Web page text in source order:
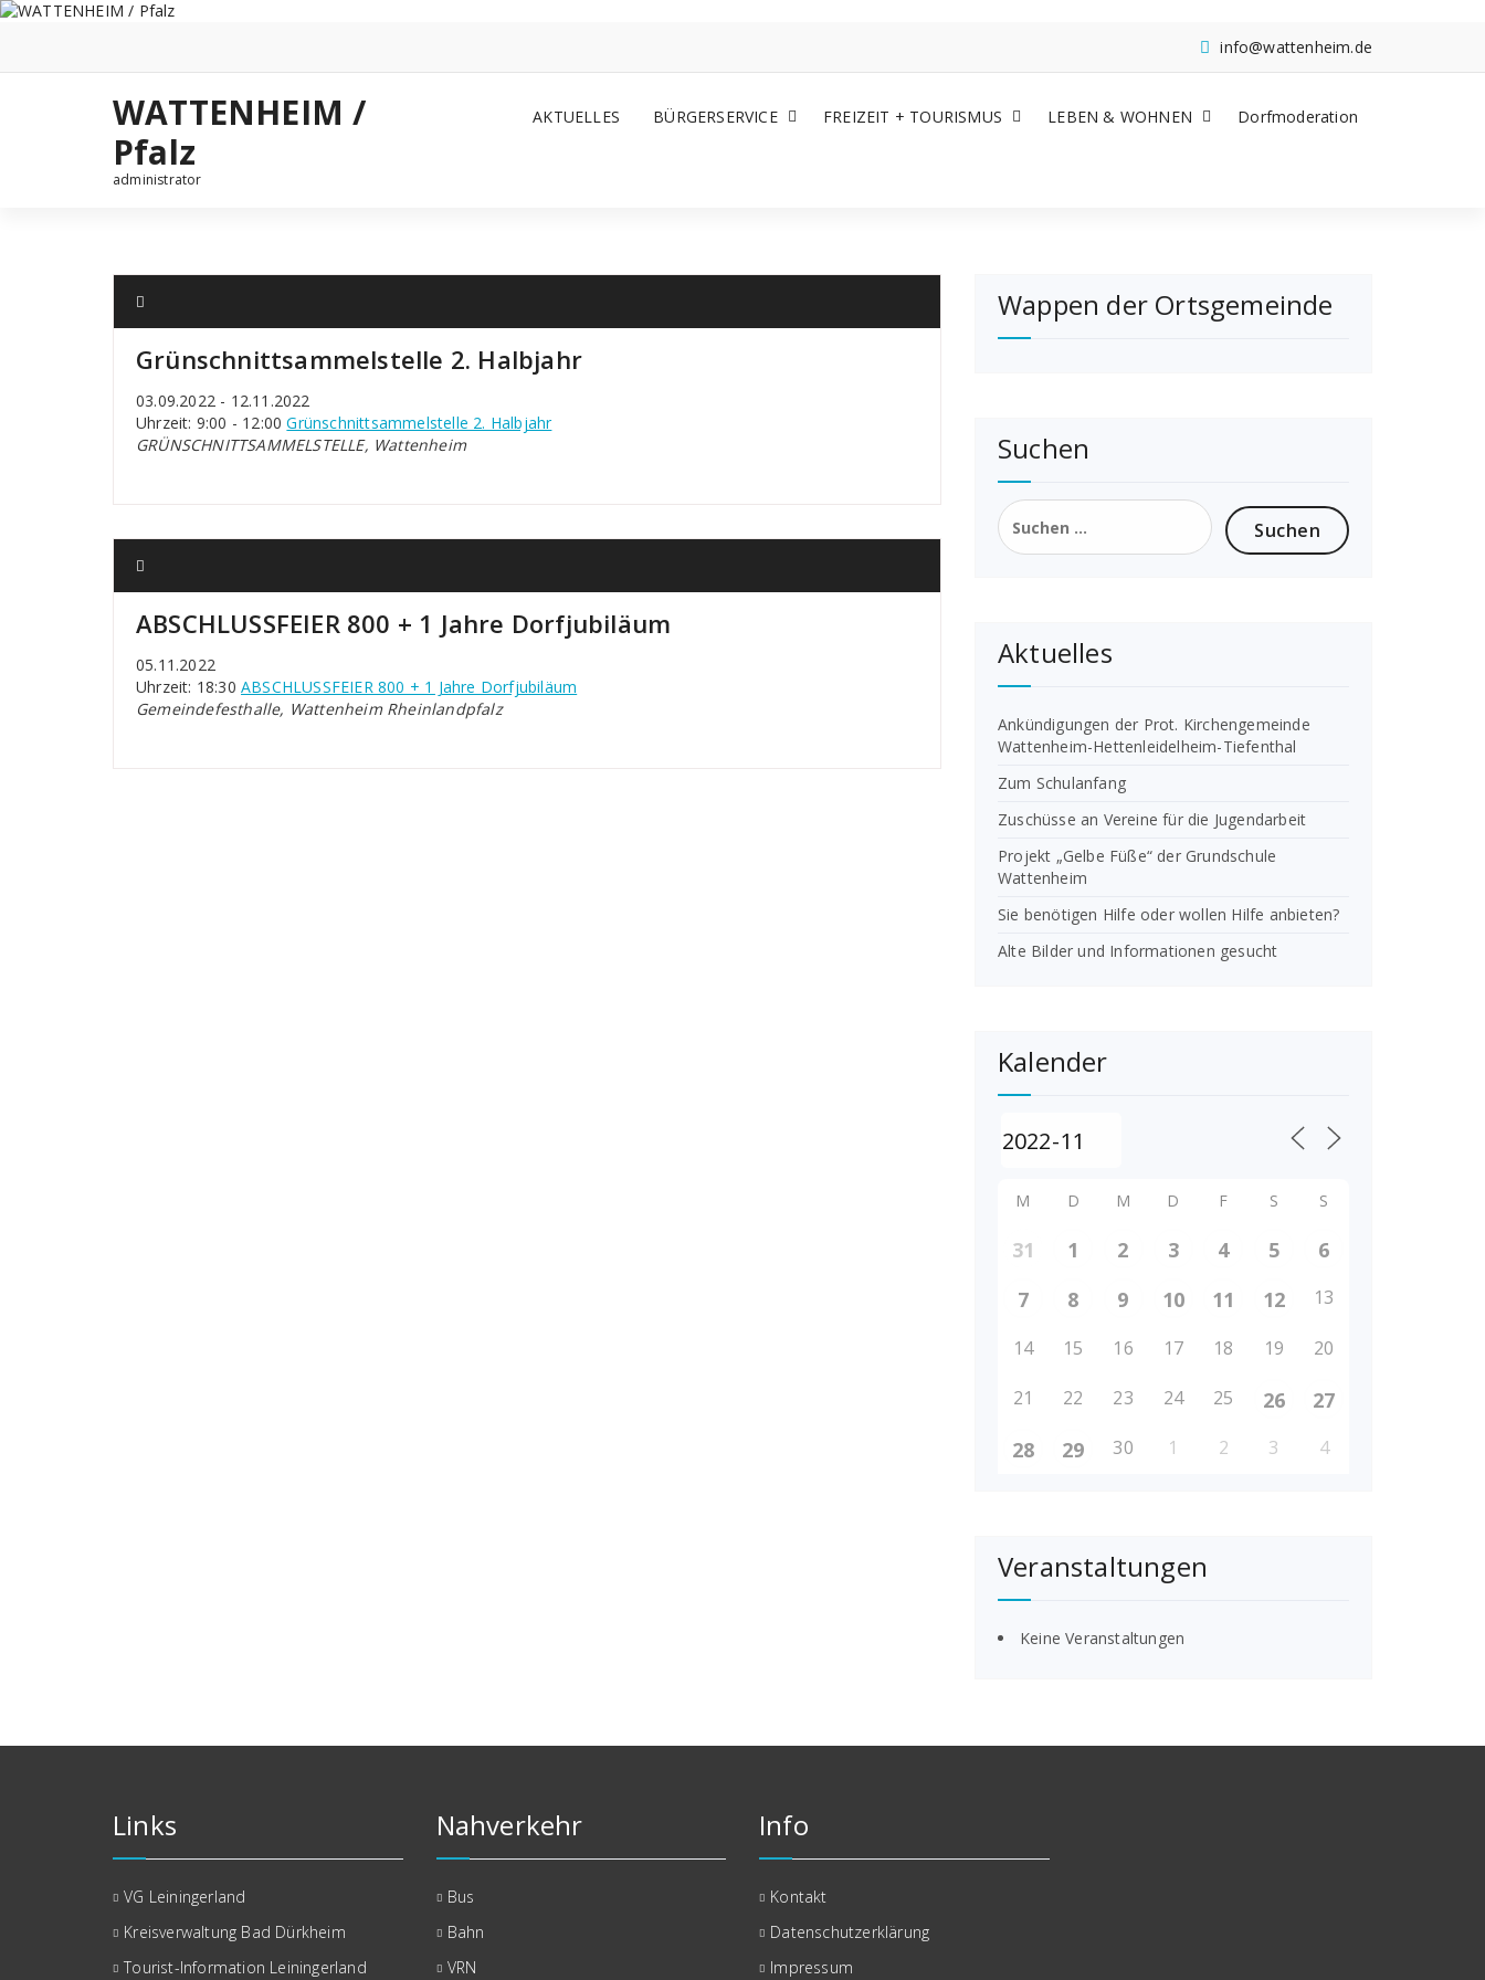
Zum
info@wattenheim.de
WATTENHEIM /
Pfalz
administrator
AKTUELLES BÜRGERSERVICE FREIZEIT + TOURISMUS LEBEN & WOHNEN Dorfmoderation
Grünschnittsammelstelle 2. Halbjahr
03.09.2022 - 12.11.2022
Uhrzeit: 9:00 - 12:00Grünschnittsammelstelle 2. Halbjahr
GRÜNSCHNITTSAMMELSTELLE, Wattenheim
ABSCHLUSSFEIER 800 + 1 Jahre Dorfjubiläum
05.11.2022
Uhrzeit: 18:30 ABSCHLUSSFEIER 800 + 1 Jahre Dorfjubiläum
Gemeindefesthalle, Wattenheim Rheinlandpfalz
Wappen der Ortsgemeinde
Suchen
Suchen
nach:
Aktuelles
Ankündigungen der Prot. Kirchengemeinde
Wattenheim-Hettenleidelheim-Tiefenthal
Zum Schulanfang
Zuschüsse an Vereine für die Jugendarbeit
Projekt „Gelbe Füße“ der Grundschule
Wattenheim
Sie benötigen Hilfe oder wollen Hilfe anbieten?
Alte Bilder und Informationen gesucht
Kalender
M D M D F S S
31 1 2 3 4 5
6
7
8 9 10 11 12 13
14 15 16 17 18 19 20
21 22 23 24 25 26
27
28
29 30 1 2 3 4
Veranstaltungen
Keine Veranstaltungen
Links
VG Leiningerland
Kreisverwaltung Bad Dürkheim
Tourist-Information Leiningerland
Nahverkehr
Bus
Bahn
VRN
Info
Kontakt
Datenschutzerklärung
Impressum